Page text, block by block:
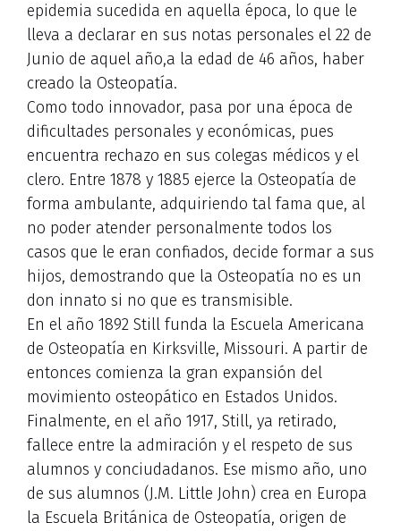
epidemia sucedida en aquella época, lo que le
lleva a declarar en sus notas personales el 22 de
Junio de aquel año,a la edad de 46 años, haber
creado la Osteopatía.
Como todo innovador, pasa por una época de
dificultades personales y económicas, pues
encuentra rechazo en sus colegas médicos y el
clero. Entre 1878 y 1885 ejerce la Osteopatía de
forma ambulante, adquiriendo tal fama que, al
no poder atender personalmente todos los
casos que le eran confiados, decide formar a sus
hijos, demostrando que la Osteopatía no es un
don innato si no que es transmisible.
En el año 1892 Still funda la Escuela Americana
de Osteopatía en Kirksville, Missouri. A partir de
entonces comienza la gran expansión del
movimiento osteopático en Estados Unidos.
Finalmente, en el año 1917, Still, ya retirado,
fallece entre la admiración y el respeto de sus
alumnos y conciudadanos. Ese mismo año, uno
de sus alumnos (J.M. Little John) crea en Europa
la Escuela Británica de Osteopatía, origen de